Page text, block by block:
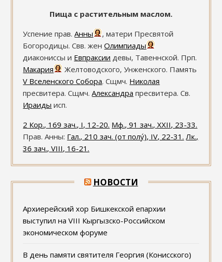
Пища с растительным маслом.
Успение прав.Анны
, матери Пресвятой
Богородицы. Свв. женОлимпиады
диакониссы и Евпраксии девы, Тавеннской. Прп.
Макария
Желтоводского, Унженского. Память
V Вселенского Собора. Сщмч. Николая
пресвитера. Сщмч.Александра пресвитера. Св.
Ираиды исп.
2 Кор., 169 зач., I, 12-20. Мф., 91 зач., XXII, 23-33.
Прав. Анны: Гал., 210 зач. (от полу́), IV, 22-31. Лк.,
36 зач., VIII, 16-21.
НОВОСТИ
Архиерейский хор Бишкекской епархии
выступил на VIII Кыргызско-Российском
экономическом форуме
В день памяти святителя Георгия (Конисского)